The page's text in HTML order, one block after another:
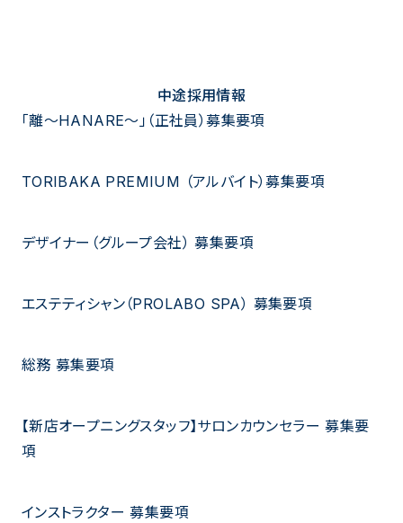
中途採用情報
「離〜HANARE〜」（正社員）募集要項
TORIBAKA PREMIUM （アルバイト）募集要項
デザイナー（グループ会社） 募集要項
エステティシャン（PROLABO SPA） 募集要項
総務 募集要項
【新店オープニングスタッフ】サロンカウンセラー 募集要
項
インストラクター 募集要項